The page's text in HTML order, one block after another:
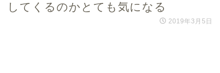
してくるのかとても気になる
2019年3月5日